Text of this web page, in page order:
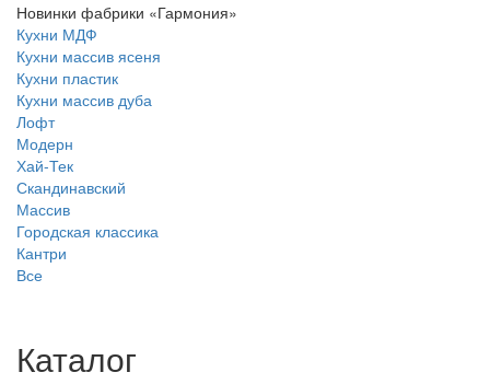
Новинки фабрики «Гармония»
Кухни МДФ
Кухни массив ясеня
Кухни пластик
Кухни массив дуба
Лофт
Модерн
Хай-Тек
Скандинавский
Массив
Городская классика
Кантри
Все
Каталог